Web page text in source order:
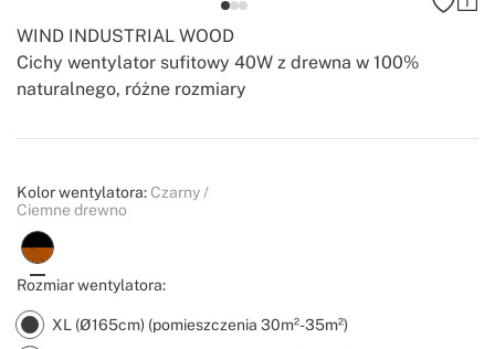
Cichy wentylator sufitowy 40W z drewna w 100%
naturalnego, różne rozmiary
WIND INDUSTRIAL WOOD
Create
Kolor wentylatora: Czarny /
Ciemne drewno
Rozmiar wentylatora:
XL (Ø165cm) (pomieszczenia 30m²-35m²)